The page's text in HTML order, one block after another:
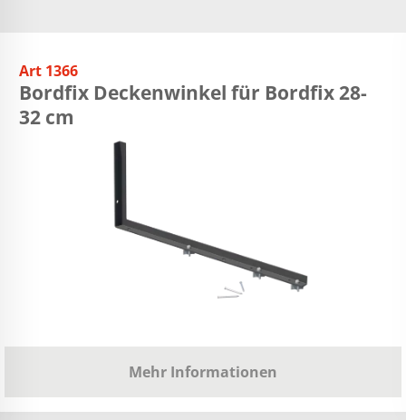
Art 1366
Bordfix Deckenwinkel für Bordfix 28-
32 cm
Mehr Informationen